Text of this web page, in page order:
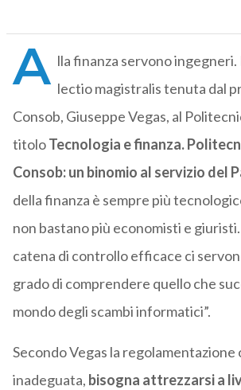
A lla finanza servono ingegneri.
lectio magistralis tenuta dal
Consob, Giuseppe Vegas, al
titoloTecnologia e finanza.
Consob: un binomio al servizio del
della finanza è sempre più
non bastano più economisti e
catena di controllo efficace ci
grado di comprendere quello che
mondo degli scambi informatici”.
Secondo Vegas la regolamentazione
inadeguata, bisogna attrezzarsi a